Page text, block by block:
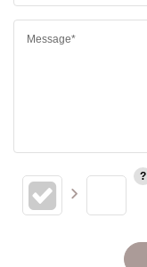
Message*